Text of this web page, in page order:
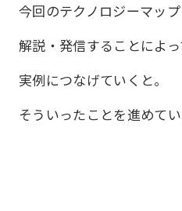
今回のテクノロジーマッ
解説・発信することによ
実例につなげていくと。
そういったことを進めて